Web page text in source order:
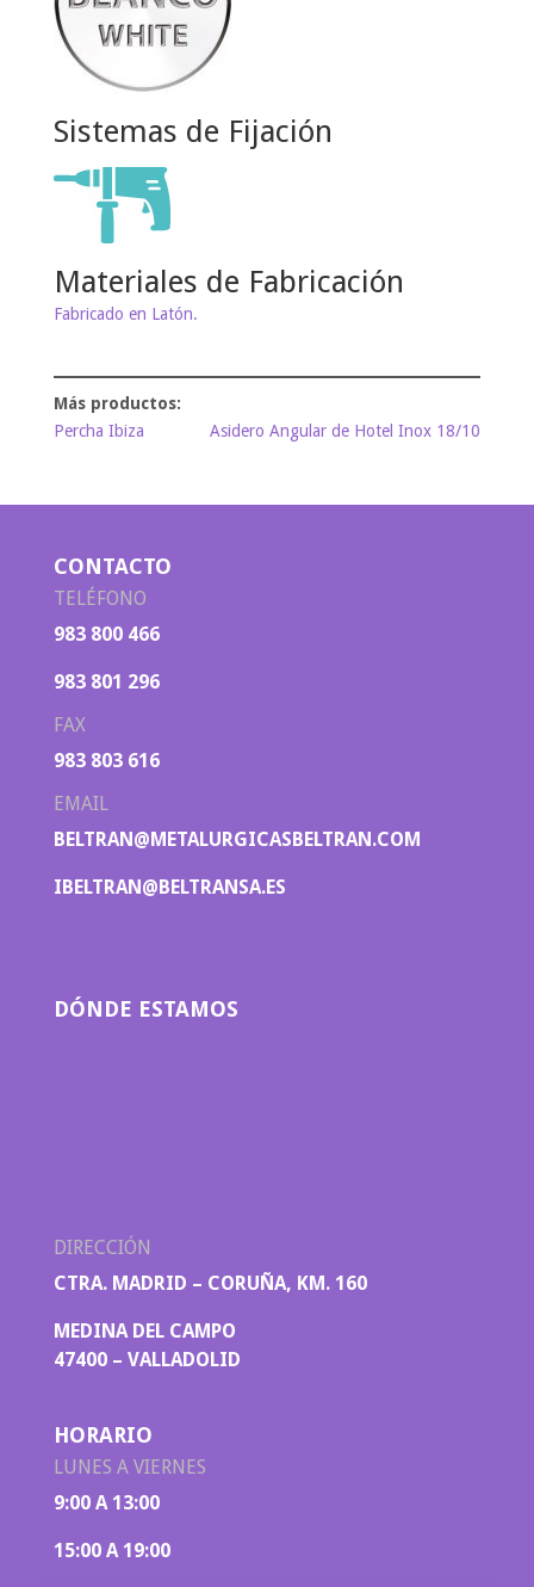
Sistemas de Fijación
Materiales de Fabricación
Fabricado en Latón.
Percha Ibiza Asidero Angular de Hotel Inox 18/10
CONTACTO
TELÉFONO
983 800 466
983 801 296
FAX
983 803 616
EMAIL
BELTRAN@METALURGICASBELTRAN.COM
IBELTRAN@BELTRANSA.ES
DÓNDE ESTAMOS
DIRECCIÓN
CTRA. MADRID – CORUÑA, KM. 160
MEDINA DEL CAMPO
47400 – VALLADOLID
HORARIO
LUNES A VIERNES
9:00 A 13:00
15:00 A 19:00